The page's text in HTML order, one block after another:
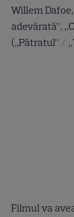
Willem
adevărată”,
(„Pătratul” /
Filmul va